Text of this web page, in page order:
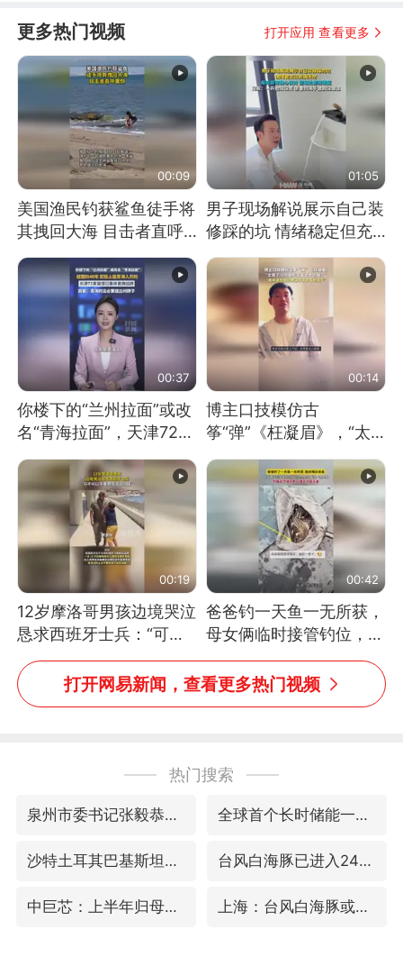
更多热门视频 打开应用 查看更多
00:09
美国渔民钓获鲨鱼徒手将
其拽回大海 目击者直呼
震惊 （视频来源：参考
消息）
01:05
男子现场解说展示自己装
修踩的坑 情绪稳定但充
满无奈 每处都有精心设
计 但每处都有瑕疵 网
友：一开始我没笑 但看
到洗手盆我没绷住
00:37
你楼下的“兰州拉面”或改
名“青海拉面”，天津72家
面馆已集体更换招牌
00:14
博主口技模仿古
筝“弹”《枉凝眉》，“太
像了～你是吃古筝长大的
吗？”“或将成为首位考级
不带古筝的选手。”（来
源：新华每日电讯）
00:19
12岁摩洛哥男孩边境哭泣
恳求西班牙士兵：“可不
可以不要把我遣返回国”
00:42
爸爸钓一天鱼一无所获，
母女俩临时接管钓位，用
玩具鱼竿钓上大鱼
打开网易新闻，查看更多热门视频
热门搜索
泉州市委书记张毅恭被查 全球首个长时储能一体化产业园量产
沙特土耳其巴基斯坦签署共同防务协议 台风白海豚已进入24小时警戒线
中巨芯：上半年归母净利润1405.77万元 上海：台风白海豚或将带来龙卷风